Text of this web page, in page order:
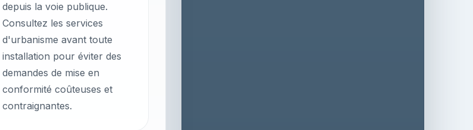
depuis la voie publique.
Consultez les services
d'urbanisme avant toute
installation pour éviter des
demandes de mise en
conformité coûteuses et
contraignantes.